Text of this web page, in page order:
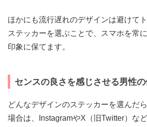
ほかにも流行遅れのデザインは避けて
ステッカーを選ぶことで、スマホを常
印象に保てます。
センスの良さを感じさせる男性の
どんなデザインのステッカーを選んだ
場合は、InstagramやX（旧Twitter）な